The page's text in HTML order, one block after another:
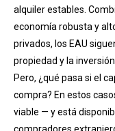
alquiler estables.
economía robusta y
privados, los EAU
propiedad y la
Pero, ¿qué pasa si el
compra? En estos
viable — y está
compradores